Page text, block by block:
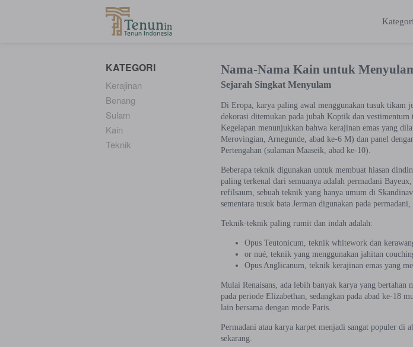
Kategori
KATEGORI
Kerajinan
Benang
Sulam
Kain
Teknik
Nama-Nama Kain untuk
Sejarah Singkat Menyulam
Di Eropa, karya paling awal menggunakan tusuk tikam
dekorasi ditemukan pada jubah Koptik dan
Kegelapan menunjukkan bahwa kerajinan emas yang
Merovingian, Arnegunde, abad ke-6 M) dan panel
Pertengahan (sulaman Maaseik, abad ke-10).
Beberapa teknik digunakan untuk membuat hiasan
paling terkenal dari semuanya adalah permadani
refilsaum, sebuah teknik yang hanya umum di
sementara tusuk bata Jerman digunakan pada
Teknik-teknik paling rumit dan indah adalah:
Opus Teutonicum, teknik whitework dan
or nué, teknik yang menggunakan jahitan
Opus Anglicanum, teknik kerajinan emas yang
Mulai Renaisans, ada lebih banyak karya yang
pada periode Elizabethan, sedangkan pada abad ke-18
lain bersama dengan mode Paris.
Permadani atau karya karpet menjadi sangat populer di
sekarang.